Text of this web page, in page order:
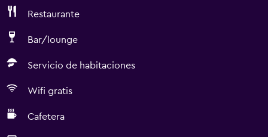
Restaurante
Bar/lounge
Servicio de habitaciones
Wifi gratis
Cafetera